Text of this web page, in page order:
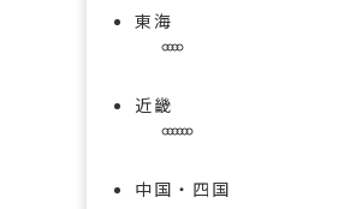
東海
近畿
中国・四国